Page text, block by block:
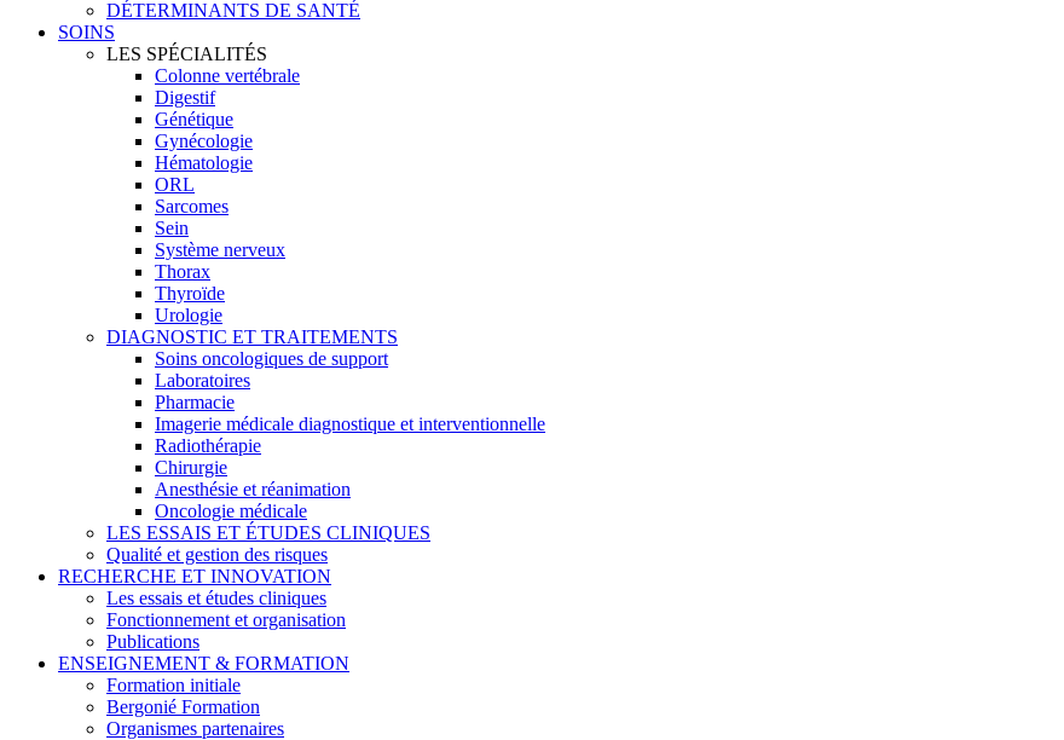
DÉTERMINANTS DE SANTÉ
SOINS
LES SPÉCIALITÉS
Colonne vertébrale
Digestif
Génétique
Gynécologie
Hématologie
ORL
Sarcomes
Sein
Système nerveux
Thorax
Thyroïde
Urologie
DIAGNOSTIC ET TRAITEMENTS
Soins oncologiques de support
Laboratoires
Pharmacie
Imagerie médicale diagnostique et interventionnelle
Radiothérapie
Chirurgie
Anesthésie et réanimation
Oncologie médicale
LES ESSAIS ET ÉTUDES CLINIQUES
Qualité et gestion des risques
RECHERCHE ET INNOVATION
Les essais et études cliniques
Fonctionnement et organisation
Publications
ENSEIGNEMENT & FORMATION
Formation initiale
Bergonié Formation
Organismes partenaires